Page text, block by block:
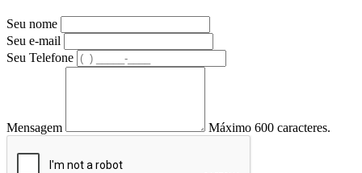
Seu nome
Seu e-mail
Seu Telefone
Mensagem Máximo 600 caracteres.